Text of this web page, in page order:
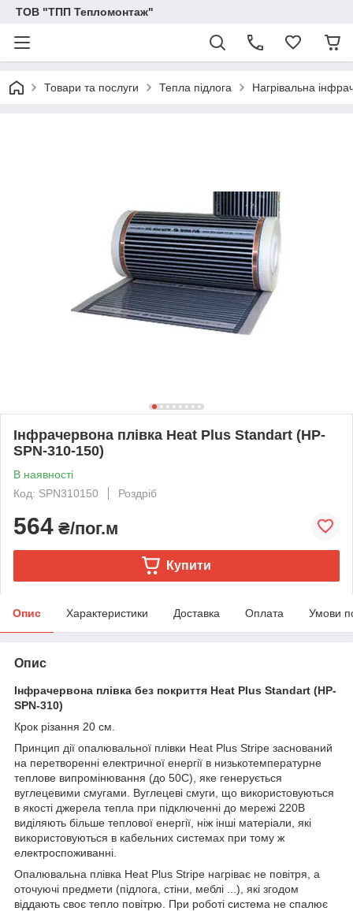
ТОВ "ТПП Тепломонтаж"
Товари та послуги Тепла підлога Нагрівальна
Інфрачервона плівка Heat Plus Standart (HP-
SPN-310-150)
В наявності
Код: SPN310150
Роздріб
564 ₴/пог.м
Купити
Опис Характеристики Доставка Оплата Умови
Опис
Інфрачервона плівка без покриття Heat Plus Standart (HP-
SPN-310)
Крок різання 20 см.
Принцип дії опалювальної плівки Heat Plus Stripe заснований
на перетворенні електричної енергії в низькотемпературне
теплове випромінювання (до 50С), яке генерується
вуглецевими смугами. Вуглецеві смуги, що використовуються
в якості джерела тепла при підключенні до мережі 220В
виділяють більше теплової енергії, ніж інші матеріали, які
використовуються в кабельних системах при тому ж
електроспоживанні.
Опалювальна плівка Heat Plus Stripe нагріває не повітря, а
оточуючі предмети (підлога, стіни, меблі ...), які згодом
віддають своє тепло повітрю. При роботі система не спалює